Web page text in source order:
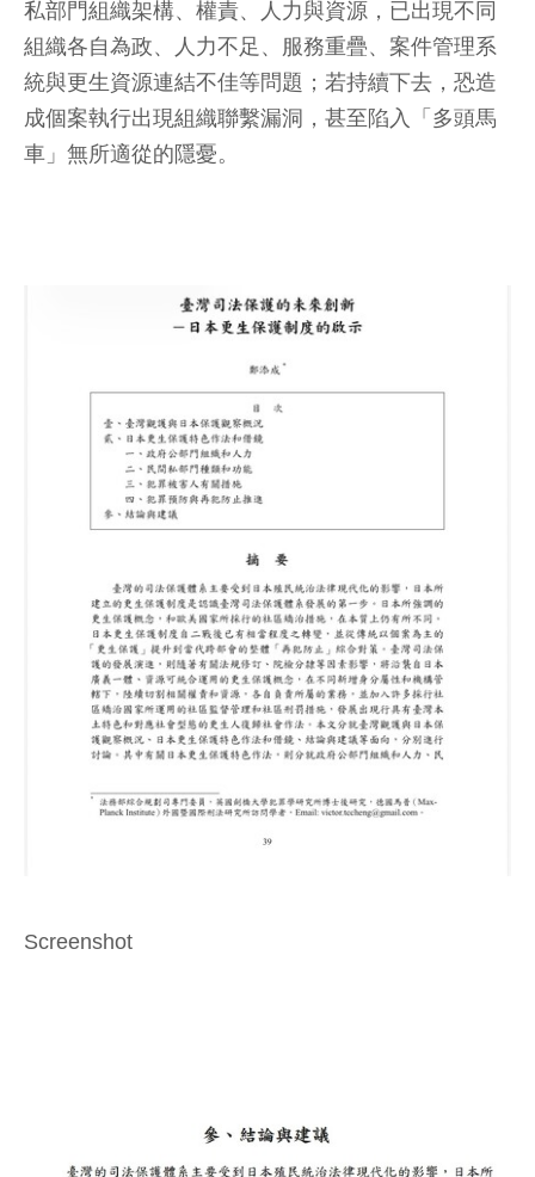
私部門組織架構、權責、人力與資源，已出現不同
組織各自為政、人力不足、服務重疊、案件管理系
統與更生資源連結不佳等問題；若持續下去，恐造
成個案執行出現組織聯繫漏洞，甚至陷入「多頭馬
車」無所適從的隱憂。
Screenshot